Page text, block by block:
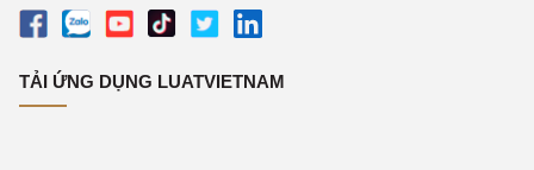
TẢI ỨNG DỤNG LUATVIETNAM